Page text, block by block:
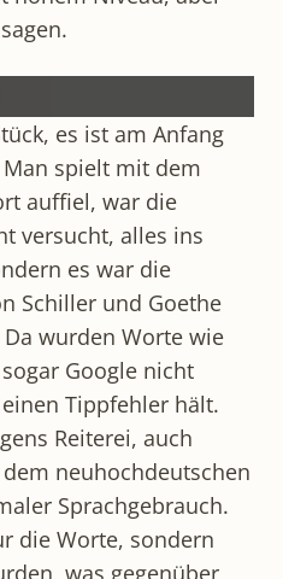
es ist am Anfang
spielt mit dem
auffiel, war die
versucht, alles ins
es war die
Schiller und Goethe
wurden Worte wie
Google nicht
Tippfehler hält.
Reiterei, auch
neuhochdeutschen
Sprachgebrauch.
die Worte, sondern
was gegenüber